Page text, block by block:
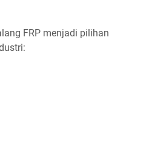
FRP menjadi pilihan